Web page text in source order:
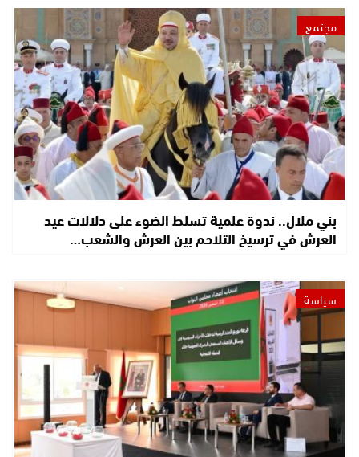
مجتمع
بني ملال.. ندوة علمية تسلط الضوء على دلالات عيد
العرش في ترسيخ التلاحم بين العرش والشعب…
سياسة